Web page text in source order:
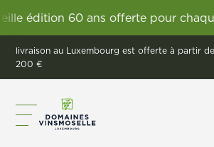
60 ans offerte pour chaque
livraison au Luxembourg est offerte à partir de
200 €